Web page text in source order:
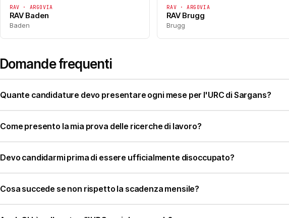
RAV · ARGOVIA
RAV Baden
Baden
RAV · ARGOVIA
RAV Brugg
Brugg
Domande frequenti
Quante candidature devo presentare ogni mese per l'URC di Sargans?
Come presento la mia prova delle ricerche di lavoro?
Devo candidarmi prima di essere ufficialmente disoccupato?
Cosa succede se non rispetto la scadenza mensile?